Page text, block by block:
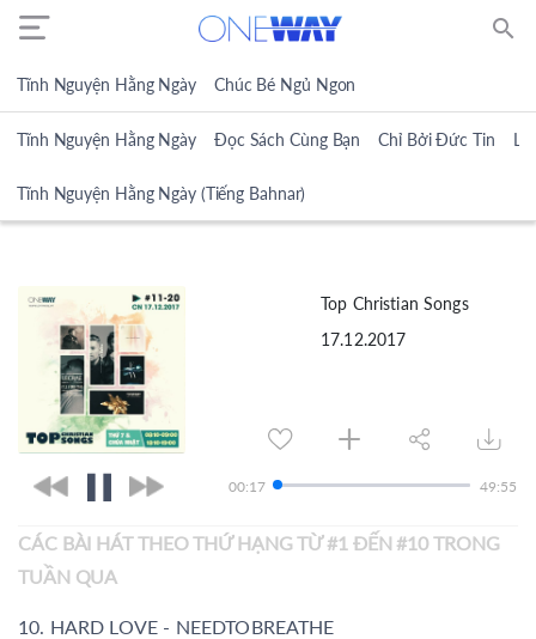
search
Tĩnh Nguyện Hằng Ngày Chúc Bé Ngủ Ngon
Tĩnh Nguyện Hằng Ngày Đọc Sách Cùng Bạn Chỉ Bởi Đức Tin
Tĩnh Nguyện Hằng Ngày (Tiếng Bahnar)
Top Christian Songs
17.12.2017
00:17 49:55
CÁC BÀI HÁT THEO THỨ HẠNG TỪ #1 ĐẾN #10 TRONG
TUẦN QUA
10. HARD LOVE - NEEDTOBREATHE